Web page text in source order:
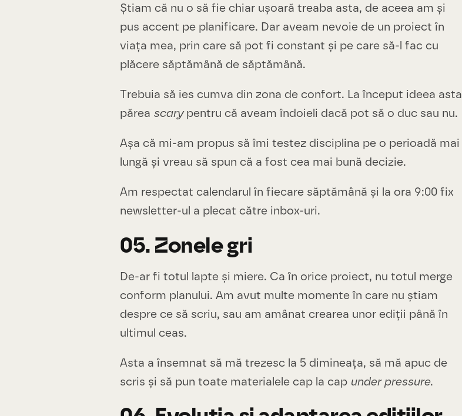
Știam că nu o să fie chiar ușoară treaba asta, de aceea am și
pus accent pe planificare. Dar aveam nevoie de un proiect în
viața mea, prin care să pot fi constant și pe care să-l fac cu
plăcere săptămână de săptămână.
Trebuia să ies cumva din zona de confort. La început ideea asta
părea scarypentru că aveam îndoieli dacă pot să o duc sau nu.
Așa că mi-am propus să îmi testez disciplina pe o perioadă mai
lungă și vreau să spun că a fost cea mai bună decizie.
Am respectat calendarul în fiecare săptămână și la ora 9:00 fix
newsletter-ul a plecat către inbox-uri.
05. Zonele gri
De-ar fi totul lapte și miere. Ca în orice proiect, nu totul merge
conform planului. Am avut multe momente în care nu știam
despre ce să scriu, sau am amânat crearea unor ediții până în
ultimul ceas.
Asta a însemnat să mă trezesc la 5 dimineața, să mă apuc de
scris și să pun toate materialele cap la cap under pressure.